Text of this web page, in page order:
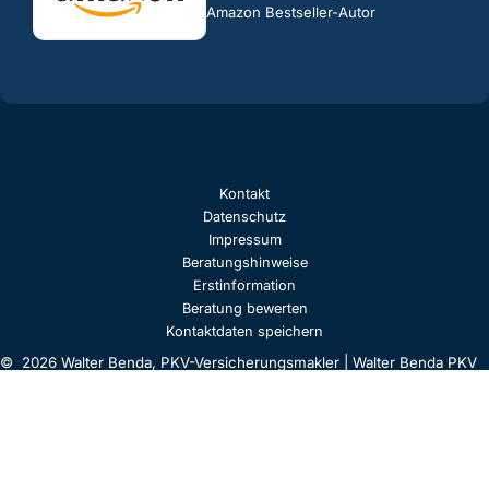
Amazon Bestseller-Autor
Kontakt
Datenschutz
Impressum
Beratungshinweise
Erstinformation
Beratung bewerten
Kontaktdaten speichern
© 2026 Walter Benda, PKV-Versicherungsmakler | Walter Benda PKV